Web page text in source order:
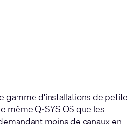
gamme d'installations de petite
même Q-SYS OS que les
moins de canaux en